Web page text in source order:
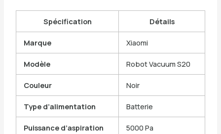
Spécification Détails
Marque Xiaomi
Modèle Robot Vacuum S20
Couleur Noir
Type d’alimentation Batterie
Puissance d’aspiration 5000 Pa